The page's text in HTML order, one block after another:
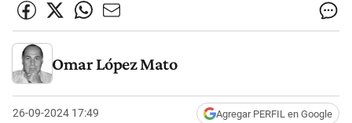
Omar López Mato
26-09-2024 17:49 Agregar PERFIL en Google